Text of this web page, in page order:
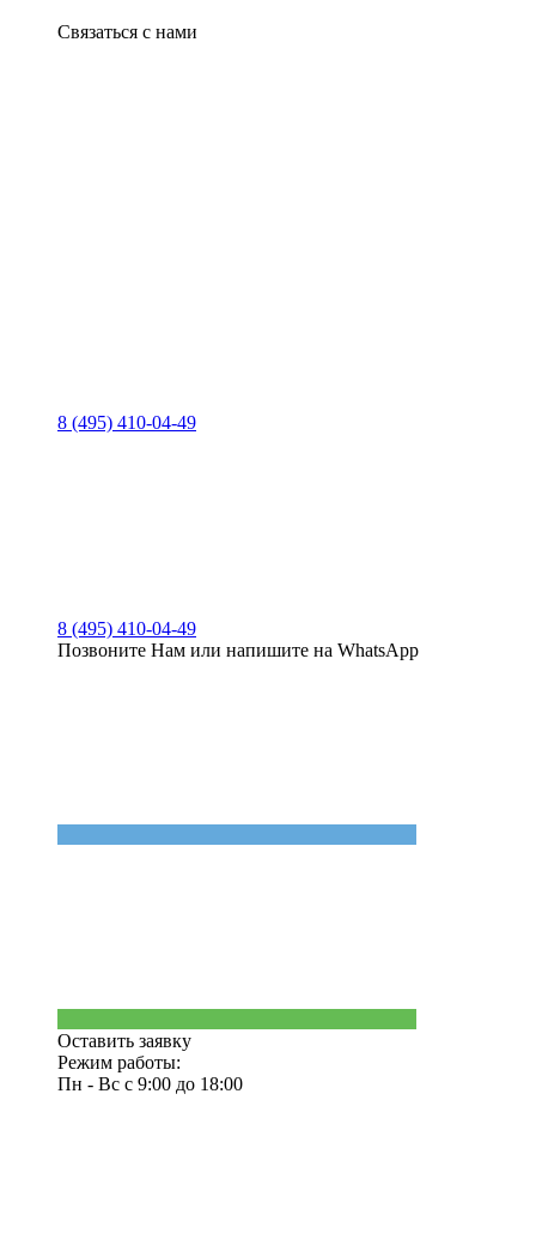
Связаться с нами
8 (495) 410-04-49
8 (495) 410-04-49
Позвоните Нам или напишите на WhatsApp
Оставить заявку
Режим работы:
Пн - Вс с 9:00 до 18:00